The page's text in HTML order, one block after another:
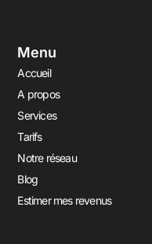
Menu
Accueil
A propos
Services
Tarifs
Notre réseau
Blog
Estimer mes revenus